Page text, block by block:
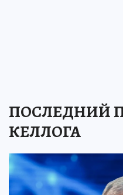
ПОСЛЕДНИЙ
КЕЛЛОГА